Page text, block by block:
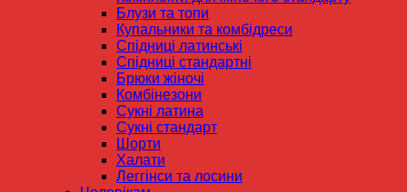
Блузи та топи
Купальники та комбідреси
Спідниці латинські
Спідниці стандартні
Брюки жіночі
Комбінезони
Сукні латина
Сукні стандарт
Шорти
Халати
Леггінси та лосини